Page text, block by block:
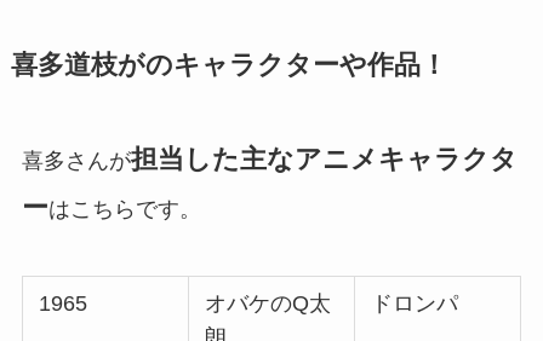
喜多道枝がのキャラクターや作品！
喜多さんが担当した主なアニメキャラクタ
ーはこちらです。
1965
オバケのQ太
ドロンパ